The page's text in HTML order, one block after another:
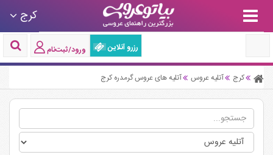
کرج
رزرو آنلاین ورود/ثبت‌نام
کرج آتلیه عروس آتلیه های عروس گرمدره کرج